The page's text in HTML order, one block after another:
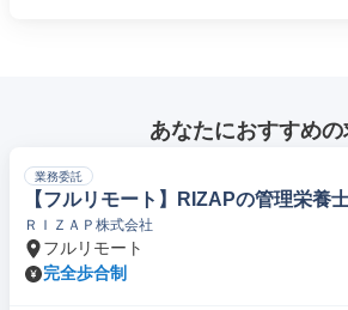
あなたにおすすめの
業務委託
【フルリモート】RIZAPの管理栄養
ＲＩＺＡＰ株式会社
フルリモート
完全歩合制